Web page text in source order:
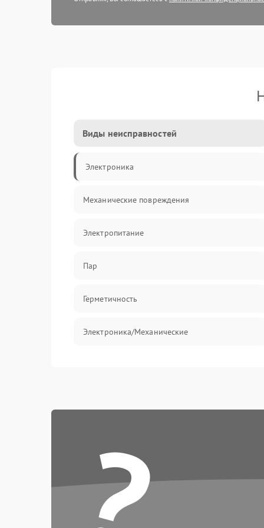
Виды неисправностей
Электроника
Механические повреждения
Электропитание
Пар
Герметичность
Электроника/Механические